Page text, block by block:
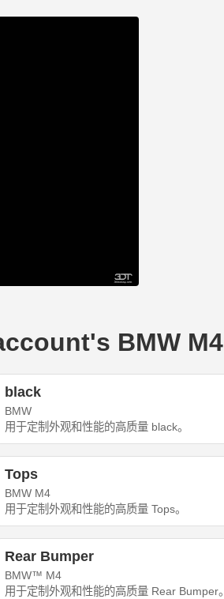
BMW M4
black
BMW
用于定制外观和性能的高质量 black。
Tops
BMW M4
用于定制外观和性能的高质量 Tops。
Rear Bumper
BMW™ M4
用于定制外观和性能的高质量 Rear Bumper。